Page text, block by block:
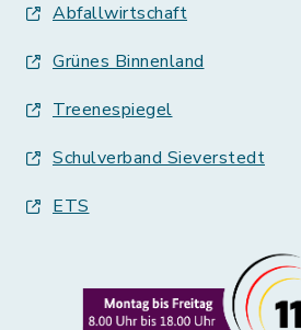
Abfallwirtschaft
Grünes Binnenland
Treenespiegel
Schulverband Sieverstedt
ETS